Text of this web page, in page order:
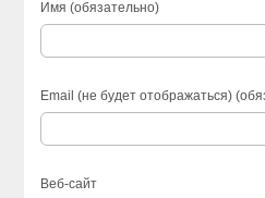
Имя (обязательно)
Email (не будет отображаться)
Веб-сайт